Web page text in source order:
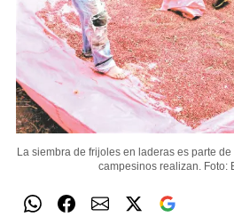
La siembra de frijoles en laderas es parte
campesinos realizan. Foto: